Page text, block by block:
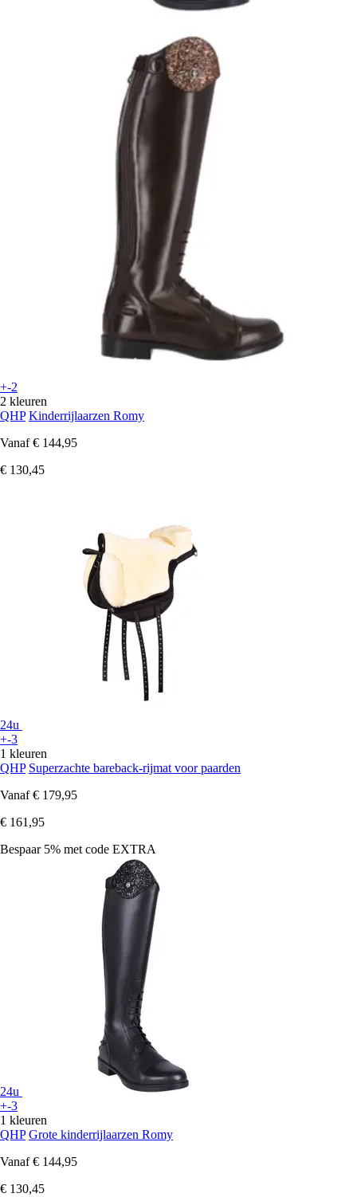
+-2
2 kleuren
QHP Kinderrijlaarzen Romy
Vanaf € 144,95
€ 130,45
24u
+-3
1 kleuren
QHP Superzachte bareback-rijmat voor paarden
Vanaf € 179,95
€ 161,95
Bespaar 5% met code EXTRA
24u
+-3
1 kleuren
QHP Grote kinderrijlaarzen Romy
Vanaf € 144,95
€ 130,45